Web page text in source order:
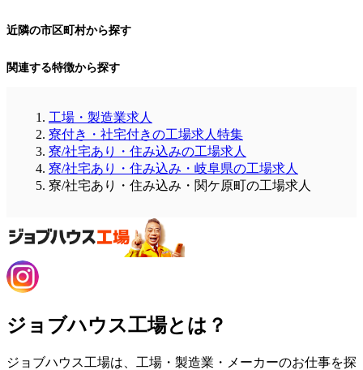
近隣の市区町村から探す
関連する特徴から探す
工場・製造業求人
寮付き・社宅付きの工場求人特集
寮/社宅あり・住み込みの工場求人
寮/社宅あり・住み込み・岐阜県の工場求人
寮/社宅あり・住み込み・関ケ原町の工場求人
ジョブハウス工場とは？
ジョブハウス工場は、工場・製造業・メーカーのお仕事を探